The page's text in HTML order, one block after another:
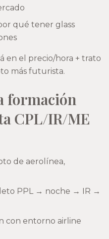
qué tener glass
en el precio/hora + trato
más futurista.
formación
CPL/IR/ME
de aerolínea,
PPL → noche → IR →
con entorno airline